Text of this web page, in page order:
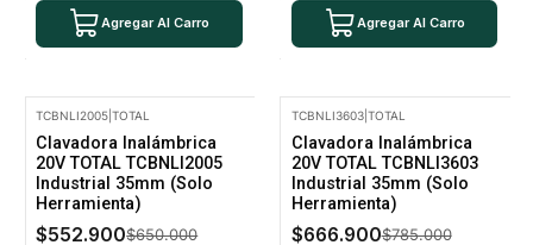
Agregar Al Carro Agregar Al Carro
TCBNLI2005 |TOTAL
Clavadora Inalámbrica
20V TOTAL TCBNLI2005
Industrial 35mm (Solo
Herramienta)
$552.900$650.000
TCBNLI3603| TOTAL
Clavadora Inalámbrica
20V TOTAL TCBNLI3603
Industrial 35mm (Solo
Herramienta)
$666.900$785.000